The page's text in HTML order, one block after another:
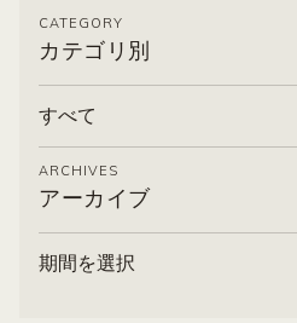
CATEGORY
カテゴリ別
すべて
ARCHIVES
アーカイブ
期間を選択